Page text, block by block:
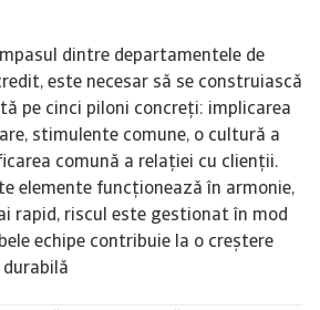
dintre departamentele de
este necesar să se construiască
pe cinci piloni concreți: implicarea
stimulente comune, o cultură a
comună a relației cu clienții.
elemente funcționează în armonie,
rapid, riscul este gestionat în mod
echipe contribuie la o creștere